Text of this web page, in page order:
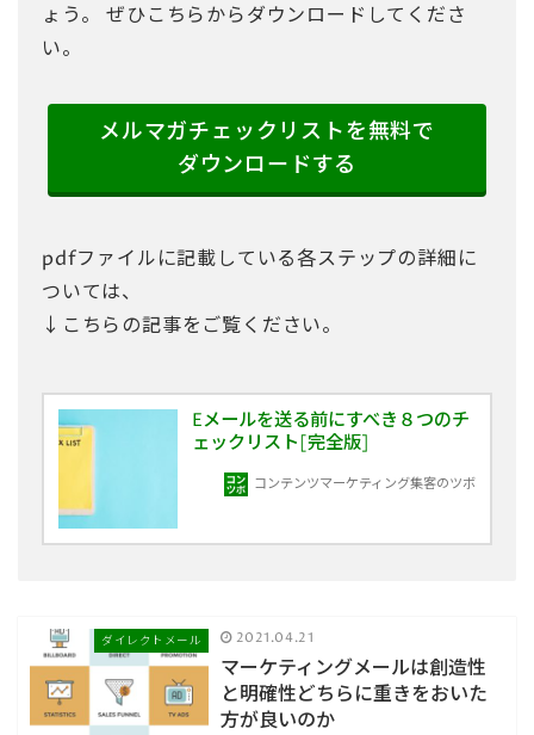
ょう。 ぜひこちらからダウンロードしてくださ
い。
メルマガチェックリストを無料で
ダウンロードする
pdfファイルに記載している各ステップの詳細に
ついては、
↓こちらの記事をご覧ください。
Eメールを送る前にすべき８つのチ
ェックリスト[完全版]
コンテンツマーケティング集客のツボ
ダイレクトメール 2021.04.21
マーケティングメールは創造性
と明確性どちらに重きをおいた
方が良いのか